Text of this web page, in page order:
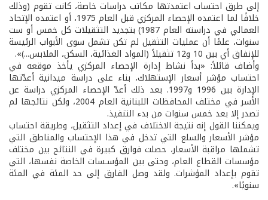
إلى طرق احتساب اعتمدتها مكاتب دراسات خاصة، كانت تقوم (وذلك
خلافًا لما اعتمده الإحصاء المركزي قبل العام 1975، أو اعتمده الإتحاد
العمالي في دراسته العام 1987) بتجديد التثقيلات كل خمس أو ست
سنوات، علمًا أن عمليات التثقيل لم تكن تشمل سوى الأبواب الرئيسة
للإنفاق أي بين 10 و12 تثقيلاً (المواد الغذائية، السكن، الملابس...)».
وأضاف قائلاً: «بدأ نشاط إدارة الإحصاء المركزي يأخذ موقعه في
احتساب مؤشر أسعار الإستهلاك، بناء على دراسة ميدانية أعدّتها
الإدارة بين 1996 و1997. بعد ذلك أعدّ الإحصاء المركزي دراسة عن
الأسر في مختلف المحافظات اللبنانية العام 2004، ولكن نتائجها لم
تصدر إلا بعد خمس سنوات من بدء التنفيذ.
ويمكننا القول إنه نتيجة الاختلاف في إعداد التثقيل، وطريقة احتساب
مؤشر الأسعار والسلع التي تدخل في هذا الإحتساب والمناطق التي
تشملها مراقبة الأسعار، حصلت فوارق كبيرة في النتائج بين مختلف
مؤسسات القطاع العام، وحتى بين المؤسـسات الخاصة نفسها، التي
تقوم بإعداد المؤشرات. ولقد وصل الفارق إلى حد المئة في المئة
سنويًا».